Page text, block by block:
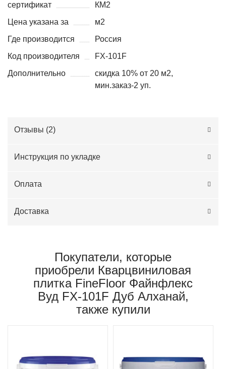
сертификат
КМ2
Цена указана за
м2
Где производится
Россия
Код производителя
FX-101F
Дополнительно
скидка 10% от 20 м2,
мин.заказ-2 уп.
Отзывы (2)
Инструкция по укладке
Оплата
Доставка
Покупатели, которые
приобрели Кварцвиниловая
плитка FineFloor Файнфлекс
Вуд FX-101F Дуб Алханай,
также купили